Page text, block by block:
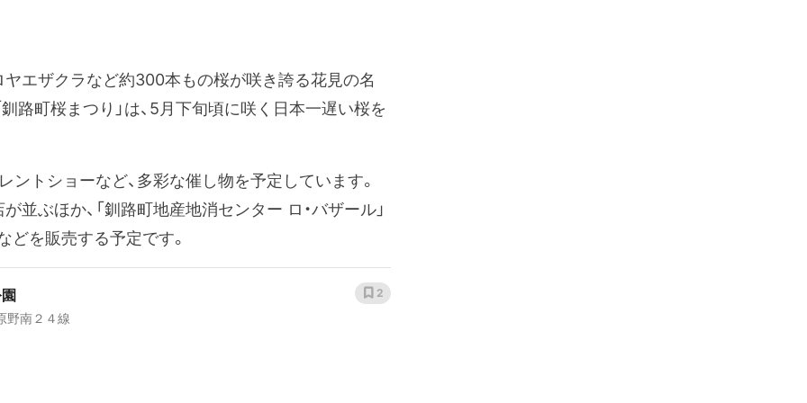
エザクラなど約300本もの桜が咲き誇る花見の名
路町桜まつり」は、5月下旬頃に咲く日本一遅い桜を
ントショーなど、多彩な催し物を予定しています。
並ぶほか、「釧路町地産地消センター ロ・バザール」
を販売する予定です。
野南２４線
2